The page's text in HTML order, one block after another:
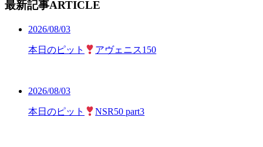
最新記事ARTICLE
2026/08/03
本日のピット アヴェニス150
2026/08/03
本日のピット NSR50 part3